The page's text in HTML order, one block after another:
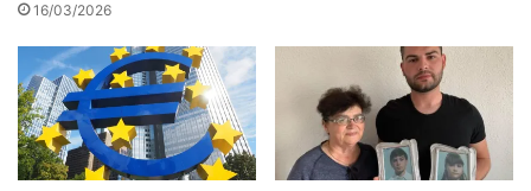
16/03/2026